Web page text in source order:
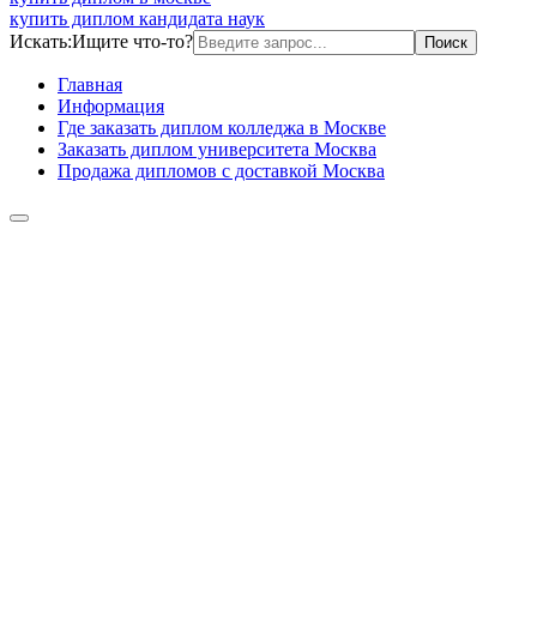
купить диплом кандидата наук
Искать:Ищите что-то?
Главная
Информация
Где заказать диплом колледжа в Москве
Заказать диплом университета Москва
Продажа дипломов с доставкой Москва